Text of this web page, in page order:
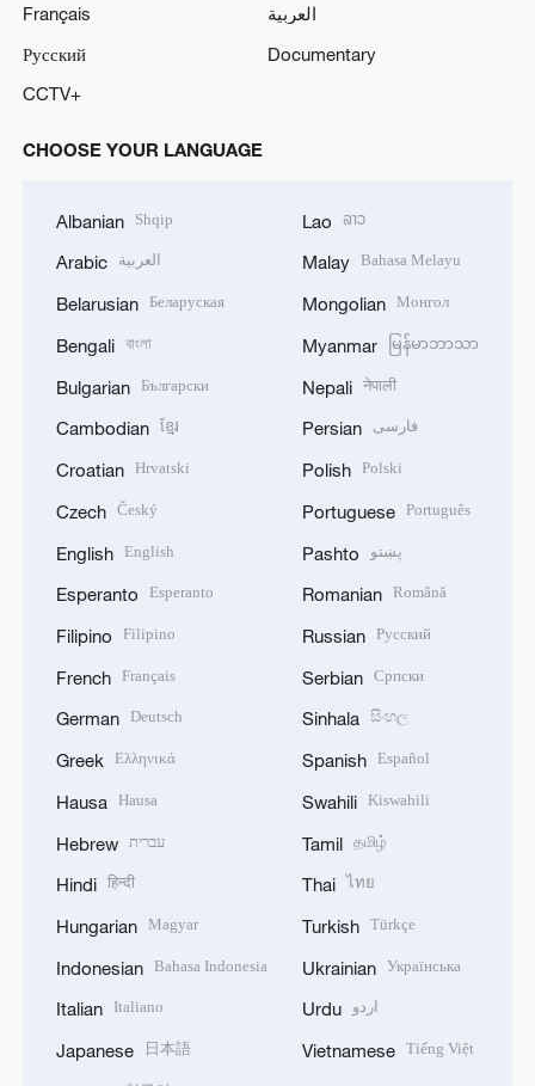
Français
العربية
Русский
Documentary
CCTV+
CHOOSE YOUR LANGUAGE
Albanian Shqip
Arabic العربية
Belarusian Беларуская
Bengali বাংলা
Bulgarian Български
Cambodian ខ្មែរ
Croatian Hrvatski
Czech Český
English English
Esperanto Esperanto
Filipino Filipino
French Français
German Deutsch
Greek Ελληνικά
Hausa Hausa
Hebrew עברית
Hindi हिन्दी
Hungarian Magyar
Indonesian Bahasa Indonesia
Italian Italiano
Japanese 日本語
Lao ລາວ
Malay Bahasa Melayu
Mongolian Монгол
Myanmar မြန်မာဘာသာ
Nepali नेपाली
Persian فارسی
Polish Polski
Portuguese Português
Pashto پښتو
Romanian Română
Russian Русский
Serbian Српски
Sinhala සිංහල
Spanish Español
Swahili Kiswahili
Tamil தமிழ்
Thai ไทย
Turkish Türkçe
Ukrainian Українська
Urdu اردو
Vietnamese Tiếng Việt